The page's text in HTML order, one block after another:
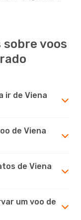
voos
ir de Viena
de Viena
de Viena
um voo de